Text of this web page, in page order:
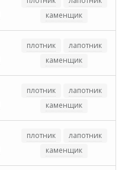
каменщик
плотник
лапотник
каменщик
плотник
лапотник
каменщик
плотник
лапотник
каменщик